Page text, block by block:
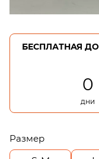
БЕСПЛАТНАЯ
0
дни
Размер